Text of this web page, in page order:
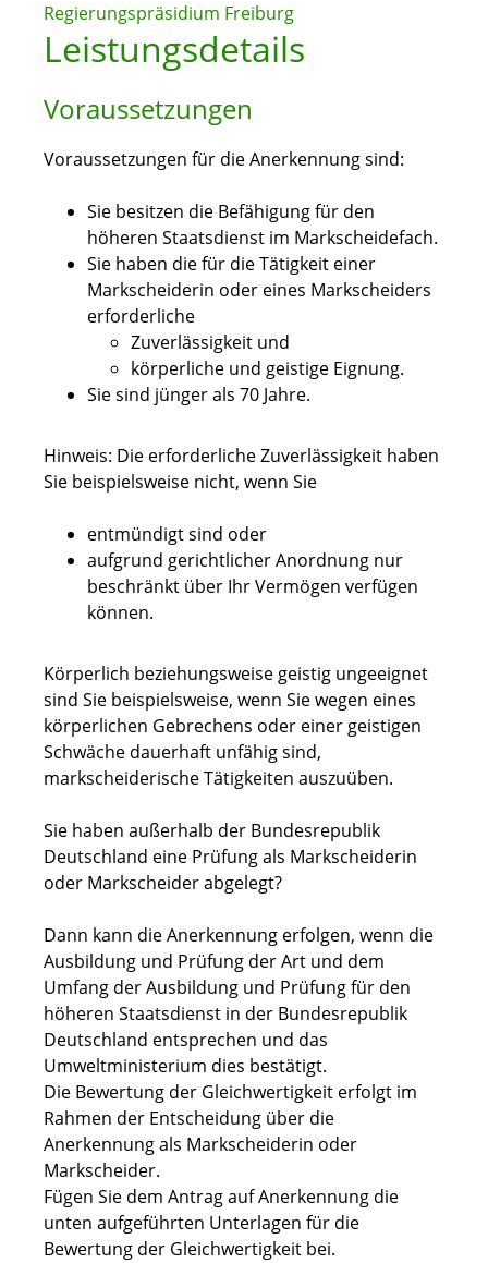
Regierungspräsidium Freiburg
Leistungsdetails
Voraussetzungen
Voraussetzungen für die Anerkennung sind:
Sie besitzen die Befähigung für den
höheren Staatsdienst im Markscheidefach.
Sie haben die für die Tätigkeit einer
Markscheiderin oder eines Markscheiders
erforderliche
Zuverlässigkeit und
körperliche und geistige Eignung.
Sie sind jünger als 70 Jahre.
Hinweis: Die erforderliche Zuverlässigkeit haben
Sie beispielsweise nicht, wenn Sie
entmündigt sind oder
aufgrund gerichtlicher Anordnung nur
beschränkt über Ihr Vermögen verfügen
können.
Körperlich beziehungsweise geistig ungeeignet
sind Sie beispielsweise, wenn Sie wegen eines
körperlichen Gebrechens oder einer geistigen
Schwäche dauerhaft unfähig sind,
markscheiderische Tätigkeiten auszuüben.
Sie haben außerhalb der Bundesrepublik
Deutschland eine Prüfung als Markscheiderin
oder Markscheider abgelegt?
Dann kann die Anerkennung erfolgen, wenn die
Ausbildung und Prüfung der Art und dem
Umfang der Ausbildung und Prüfung für den
höheren Staatsdienst in der Bundesrepublik
Deutschland entsprechen und das
Umweltministerium dies bestätigt.
Die Bewertung der Gleichwertigkeit erfolgt im
Rahmen der Entscheidung über die
Anerkennung als Markscheiderin oder
Markscheider.
Fügen Sie dem Antrag auf Anerkennung die
unten aufgeführten Unterlagen für die
Bewertung der Gleichwertigkeit bei.